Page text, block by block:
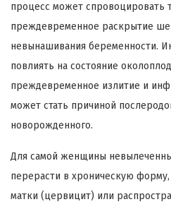
процесс может спровоцировать
преждевременное раскрытие
невынашивания беременности.
повлиять на состояние
преждевременное излитие и
может стать причиной
новорожденного.
Для самой женщины
перерасти в хроническую
матки (цервицит) или